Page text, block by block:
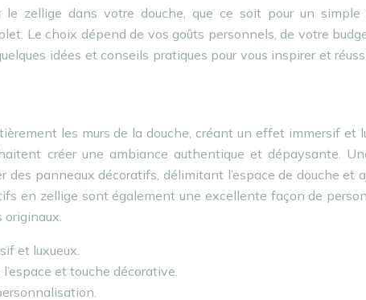
le zellige dans votre douche, que ce soit pour un simple
Le choix dépend de vos goûts personnels, de votre
idées et conseils pratiques pour vous inspirer et
les murs de la douche, créant un effet immersif et
créer une ambiance authentique et dépaysante.
des panneaux décoratifs, délimitant l’espace de douche et
en zellige sont également une excellente façon de
originaux.
et luxueux.
et touche décorative.